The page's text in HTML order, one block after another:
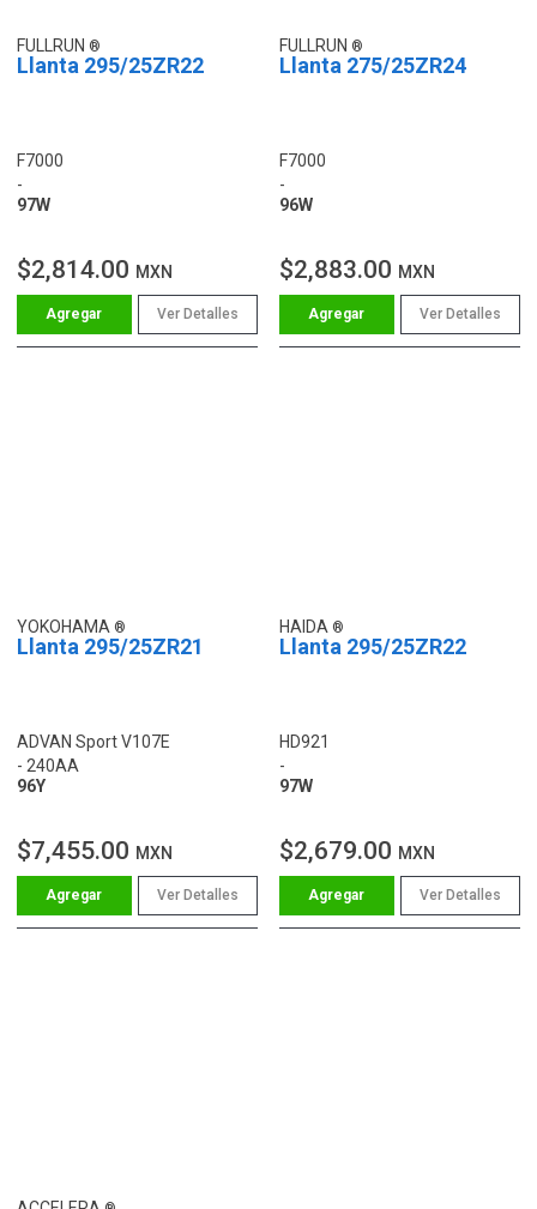
FULLRUN
Llanta 295/25ZR22
F7000
-
97W
$2,814.00 MXN
Ver Detalles
FULLRUN
Llanta 275/25ZR24
F7000
-
96W
$2,883.00 MXN
Ver Detalles
YOKOHAMA
Llanta 295/25ZR21
ADVAN Sport V107E
- 240AA
96Y
$7,455.00 MXN
Ver Detalles
HAIDA
Llanta 295/25ZR22
HD921
-
97W
$2,679.00 MXN
Ver Detalles